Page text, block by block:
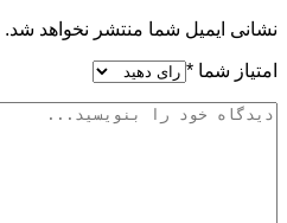
نشانی ایمیل شما منتشر نخواهد شد.
امتیاز شما *